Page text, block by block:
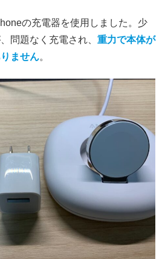
の充電器を使用しました。少
問題なく充電され、 重力で本体が
ません。